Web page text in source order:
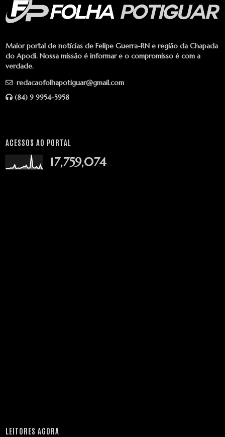
Maior portal de notícias de Felipe Guerra-RN e região da Chapada
do Apodi. Nossa missão é informar e o compromisso é com a
verdade.
redacaofolhapotiguar@gmail.com
(84) 9 9954-5958
ACESSOS AO PORTAL
17,759,074
LEITORES AGORA